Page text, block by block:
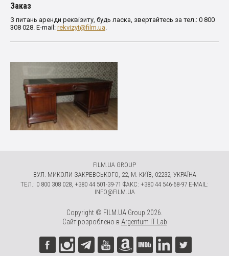
Заказ
З питань аренди реквізиту, будь ласка, звертайтесь за тел.: 0 800
308 028. E-mail: rekvizyt@film.ua
FILM.UA GROUP
ВУЛ. МИКОЛИ ЗАКРЕВСЬКОГО, 22, М. КИЇВ, 02232, УКРАЇНА
ТЕЛ.: 0 800 308 028, +380 44 501-39-71 ФАКС: +380 44 546-68-97 E-MAIL:
INFO@FILM.UA
Copyright © FILM.UA Group 2026.
Сайт розроблено в Argentum IT Lab